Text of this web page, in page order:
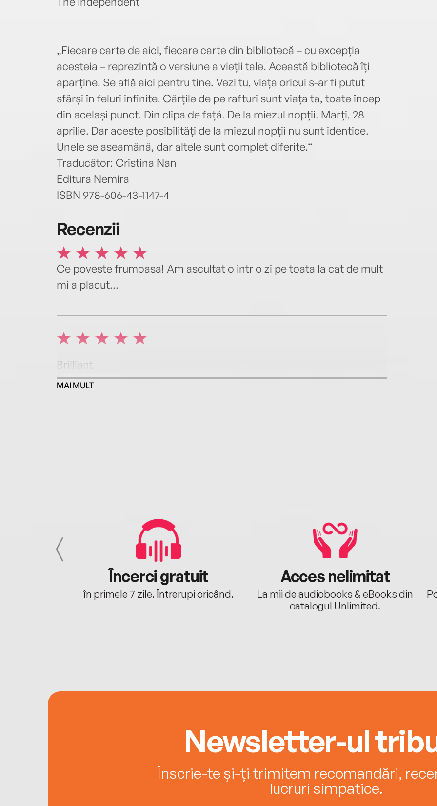
„Fiecare carte de aici, fiecare carte din bibliotecă – cu excepția
acesteia – reprezintă o versiune a vieții tale. Această bibliotecă îți
aparține. Se află aici pentru tine. Vezi tu, viața oricui s-ar fi putut
sfârși în feluri infinite. Cărțile de pe rafturi sunt viața ta, toate încep
din același punct. Din clipa de față. De la miezul nopții. Marți, 28
aprilie. Dar aceste posibilități de la miezul nopții nu sunt identice.
Unele se aseamănă, dar altele sunt complet diferite.“
Traducător: Cristina Nan
Editura Nemira
ISBN 978-606-43-1147-4
Recenzii
Ce poveste frumoasa! Am ascultat o intr o zi pe toata la cat de mult
mi a placut...
Brilliant
MAI MULT
Încerci gratuit
în primele 7 zile. Întrerupi oricând.
Acces nelimitat
La mii de audiobooks & eBooks din
catalogul Unlimited.
Newsletter-ul
Înscrie-te și-ți trimitem recomandări,
lucruri simpatice.